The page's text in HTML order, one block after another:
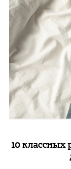
10